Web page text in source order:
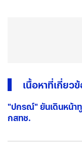
เนื้อหาที่เกี่ยว
"ปกรณ์" ยันเดินหน้า
กสทช.